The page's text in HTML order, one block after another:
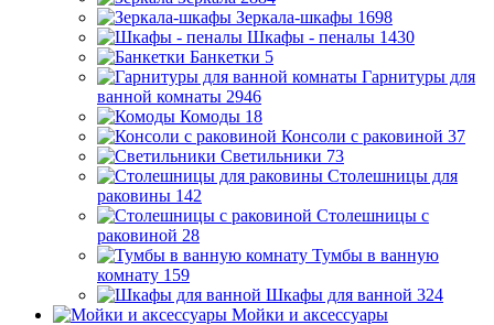
Зеркала-шкафы 1698
Шкафы - пеналы 1430
Банкетки 5
Гарнитуры для
ванной комнаты 2946
Комоды 18
Консоли с раковиной 37
Светильники 73
Столешницы для
раковины 142
Столешницы с
раковиной 28
Тумбы в ванную
комнату 159
Шкафы для ванной 324
Мойки и аксессуары